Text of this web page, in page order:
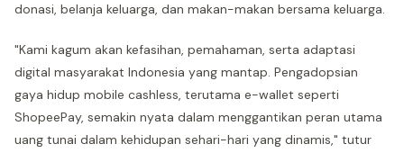
donasi, belanja keluarga, dan makan-makan bersama keluarga.
"Kami kagum akan kefasihan, pemahaman, serta adaptasi
digital masyarakat Indonesia yang mantap. Pengadopsian
gaya hidup mobile cashless, terutama e-wallet seperti
ShopeePay, semakin nyata dalam menggantikan peran utama
uang tunai dalam kehidupan sehari-hari yang dinamis," tutur